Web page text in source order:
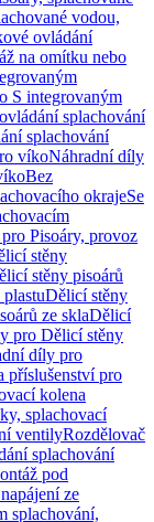
vodou,
ovládání
na omítku nebo
S integrovaným
splachování
splachování
víkoNáhradní díly
Bez
okrajeSe
Pisoáry, provoz
stěny
stěny pisoárů
Dělicí stěny
ze sklaDělicí
pro Dělicí stěny
díly pro
příslušenství pro
kolena
splachovací
ventilyRozdělovač
splachování
pod
ze
splachování,